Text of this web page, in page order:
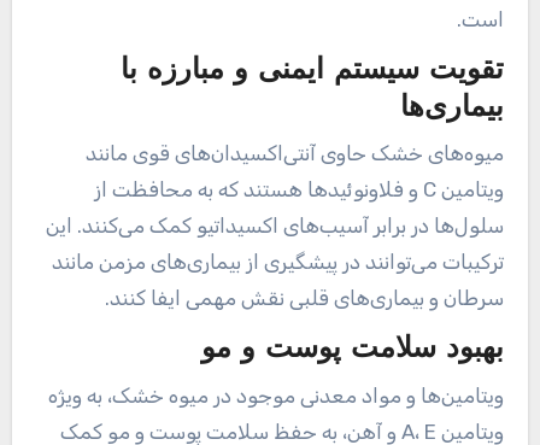
است.
تقویت سیستم ایمنی و مبارزه با
بیماری‌ها
میوه‌های خشک حاوی آنتی‌اکسیدان‌های قوی مانند
ویتامین C و فلاونوئیدها هستند که به محافظت از
سلول‌ها در برابر آسیب‌های اکسیداتیو کمک می‌کنند. این
ترکیبات می‌توانند در پیشگیری از بیماری‌های مزمن مانند
سرطان و بیماری‌های قلبی نقش مهمی ایفا کنند.
بهبود سلامت پوست و مو
ویتامین‌ها و مواد معدنی موجود در میوه خشک، به ویژه
ویتامین A، E و آهن، به حفظ سلامت پوست و مو کمک